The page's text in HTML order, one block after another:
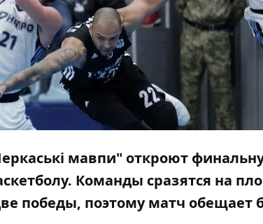
мавпи" откроют
Команды сразятся на
победы, поэтому матч обещает